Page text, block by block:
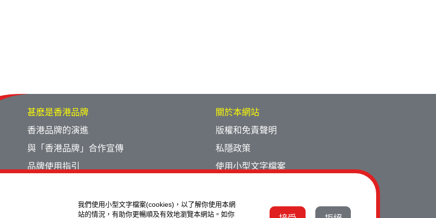
我們使用小型文字檔案(cookies)，以了解你使用本網
站的情況，有助你更暢順及有效地瀏覽本網站。如你
甚麽是香港品牌
香港品牌的演進
與「香港品牌」合作宣傳
品牌使用指引
關於本網站
版權和免責聲明
私隱政策
使用小型文字檔案
聯絡我們